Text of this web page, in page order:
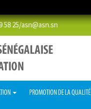
25/asn@asn.sn
PROMOTION DE LA QUALITÉ